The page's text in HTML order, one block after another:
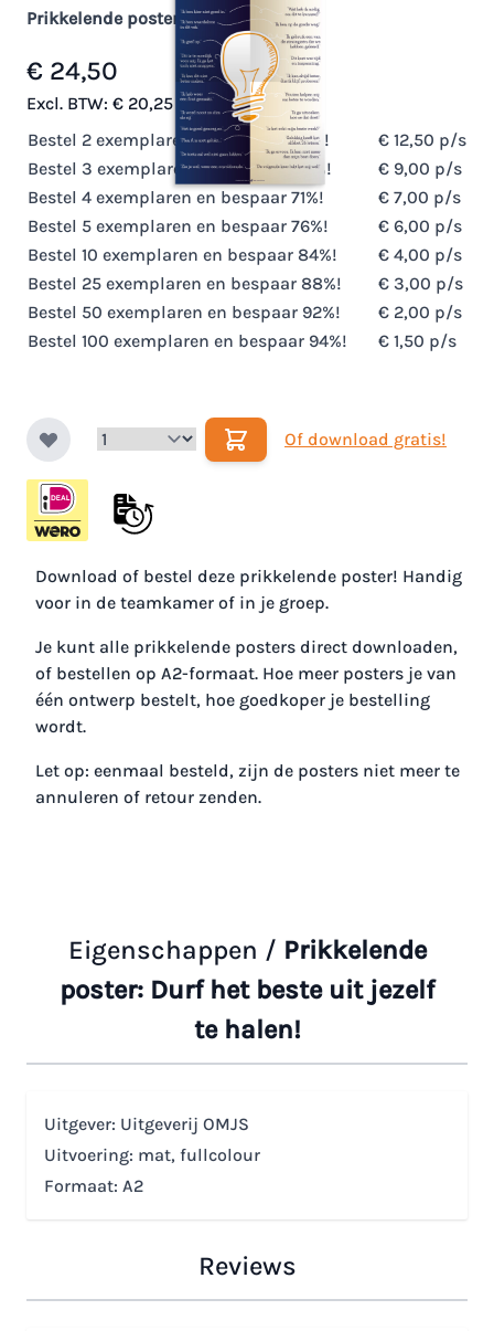
Prikkelende poster
€ 24,50
Excl. BTW: € 20,25
Op voorraad
Bestel 2 exemplaren en bespaar49%! € 12,50 p/s
Bestel 3 exemplaren en bespaar63%! € 9,00 p/s
Bestel 4 exemplaren en bespaar 71%! € 7,00 p/s
Bestel 5 exemplaren en bespaar 76%! € 6,00 p/s
Bestel 10 exemplaren en bespaar 84%! € 4,00 p/s
Bestel 25 exemplaren en bespaar 88%! € 3,00 p/s
Bestel 50 exemplaren en bespaar 92%! € 2,00 p/s
Bestel 100 exemplaren en bespaar 94%! € 1,50 p/s
Of download gratis!
Download of bestel deze prikkelende poster! Handig
voor in de teamkamer of in je groep.
Je kunt alle prikkelende posters direct downloaden,
of bestellen op A2-formaat. Hoe meer posters je van
één ontwerp bestelt, hoe goedkoper je bestelling
wordt.
Let op: eenmaal besteld, zijn de posters niet meer te
annuleren of retour zenden.
Eigenschappen / Prikkelende
poster: Durf het beste uit jezelf
te halen!
Uitgever: Uitgeverij OMJS
Uitvoering: mat, fullcolour
Formaat: A2
Reviews